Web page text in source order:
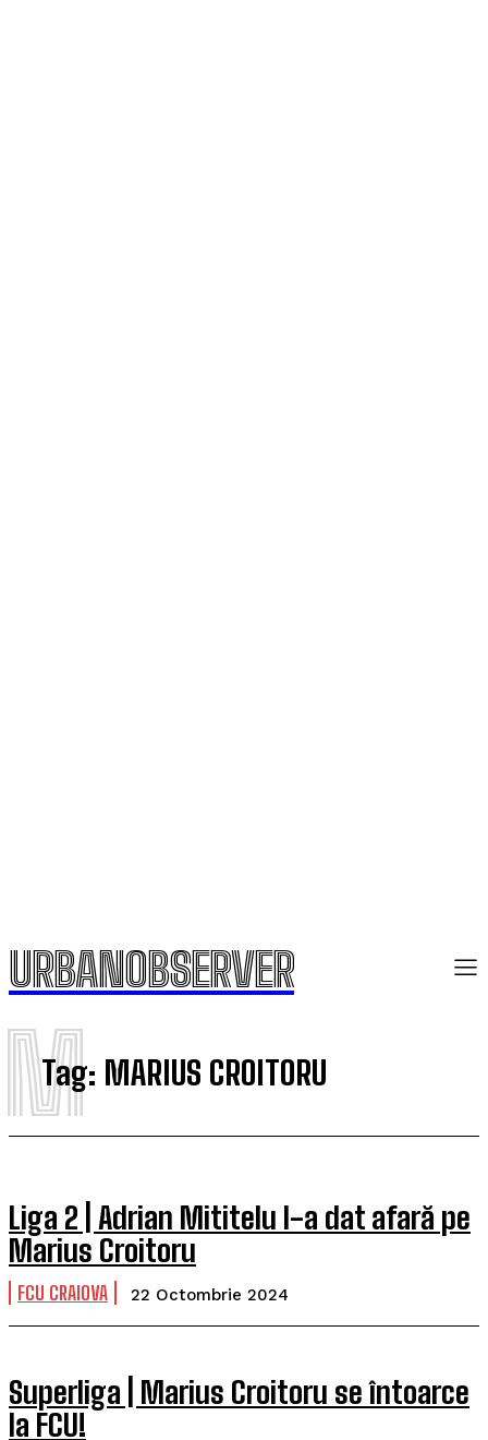
URBANOBSERVER
Tag: MARIUS CROITORU
M
Liga 2 | Adrian Mititelu l-a dat afară pe
Marius Croitoru
FCU CRAIOVA 22 Octombrie 2024
Superliga | Marius Croitoru se întoarce
la FCU!